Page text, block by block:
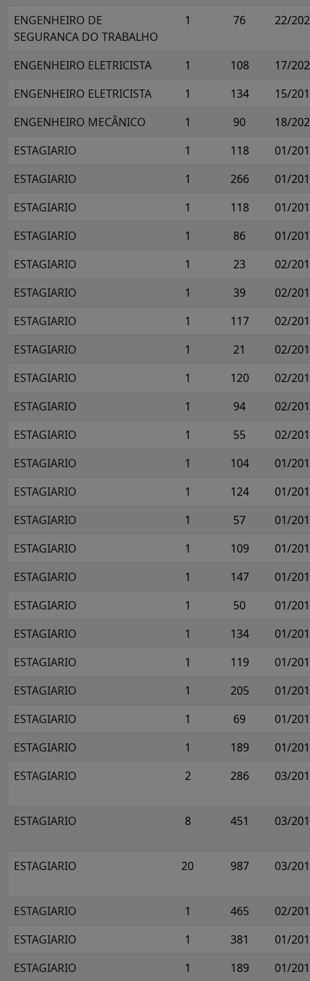
ENGENHEIRO DE
SEGURANCA DO TRABALHO
1 76 22/
ENGENHEIRO ELETRICISTA 1 108
17/
ENGENHEIRO ELETRICISTA
1 134
15/
ENGENHEIRO MECÂNICO
1 90
18/
ESTAGIARIO
1 118
01/
ESTAGIARIO
1 266
01/
ESTAGIARIO
1 118
01/
ESTAGIARIO
1 86
01/
ESTAGIARIO
1 23
02/
ESTAGIARIO
1 39
02/
ESTAGIARIO
1 117
02/
ESTAGIARIO
1 21
02/
ESTAGIARIO
1 120
02/
ESTAGIARIO
1 94
02/
ESTAGIARIO
1 55
02/
ESTAGIARIO
1 104
01/
ESTAGIARIO
1 124
01/
ESTAGIARIO
1 57
01/
ESTAGIARIO
1 109
01/
ESTAGIARIO
1 147
01/
ESTAGIARIO
1 50
01/
ESTAGIARIO
1 134
01/
ESTAGIARIO
1 119
01/
ESTAGIARIO
1 205
01/
ESTAGIARIO
1 69
01/
ESTAGIARIO
1 189
01/
ESTAGIARIO
2 286 03/
ESTAGIARIO 8 451 03/
ESTAGIARIO 20 987 03/
ESTAGIARIO 1 465
02/
ESTAGIARIO
1 381
01/
ESTAGIARIO
1 189
01/